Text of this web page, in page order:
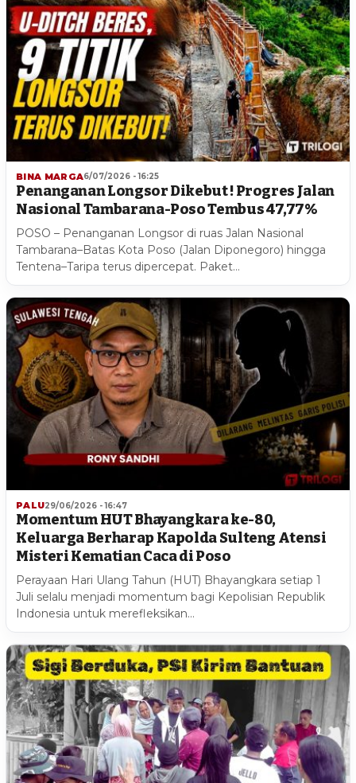
BINA MARGA6/07/2026 - 16:25
Penanganan Longsor Dikebut ! Progres Jalan
Nasional Tambarana-Poso Tembus 47,77%
POSO – Penanganan Longsor di ruas Jalan Nasional
Tambarana–Batas Kota Poso (Jalan Diponegoro) hingga
Tentena–Taripa terus dipercepat. Paket…
PALU29/06/2026 - 16:47
Momentum HUT Bhayangkara ke-80,
Keluarga Berharap Kapolda Sulteng Atensi
Misteri Kematian Caca di Poso
Perayaan Hari Ulang Tahun (HUT) Bhayangkara setiap 1
Juli selalu menjadi momentum bagi Kepolisian Republik
Indonesia untuk merefleksikan…